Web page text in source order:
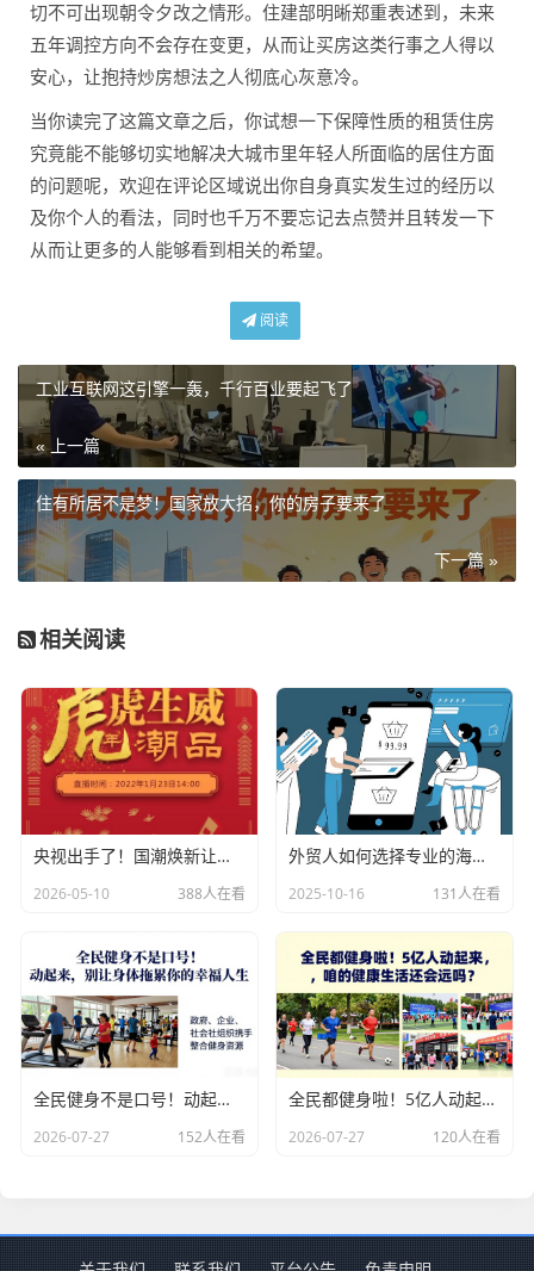
切不可出现朝令夕改之情形。住建部明晰郑重表述到，未来
五年调控方向不会存在变更，从而让买房这类行事之人得以
安心，让抱持炒房想法之人彻底心灰意冷。
当你读完了这篇文章之后，你试想一下保障性质的租赁住房
究竟能不能够切实地解决大城市里年轻人所面临的居住方面
的问题呢，欢迎在评论区域说出你自身真实发生过的经历以
及你个人的看法，同时也千万不要忘记去点赞并且转发一下
从而让更多的人能够看到相关的希望。
阅读
工业互联网这引擎一轰，千行百业要起飞了
« 上一篇
住有所居不是梦！国家放大招，你的房子要来了
下一篇 »
相关阅读
央视出手了！国潮焕新让非遗炸场，这才是文化强国该有的排面
2026-05-10 388人在看
外贸人如何选择专业的海关数据公司？
2025-10-16 131人在看
全民健身不是口号！动起来，别让身体拖累你的幸福人生
2026-07-27 152人在看
全民都健身啦！5亿人动起来，咱的健康生活还会远吗？
2026-07-27 120人在看